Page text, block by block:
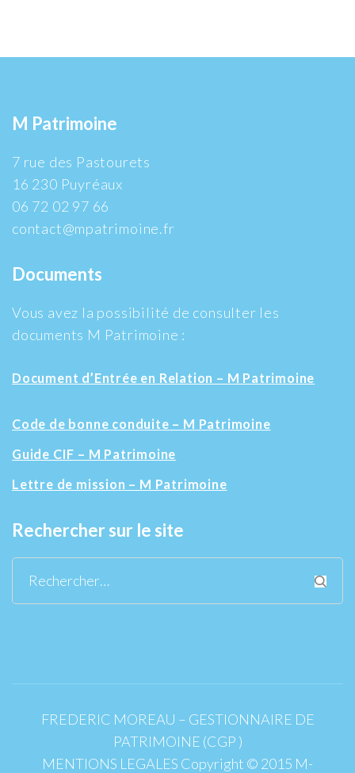
M Patrimoine
7 rue des Pastourets
16 230 Puyréaux
06 72 02 97 66
contact@mpatrimoine.fr
Documents
Vous avez la possibilité de consulter les
documents M Patrimoine :
Document d’Entrée en Relation – M Patrimoine
Code de bonne conduite – M Patrimoine
Guide CIF – M Patrimoine
Lettre de mission – M Patrimoine
Rechercher sur le site
Rechercher :
FREDERIC MOREAU – GESTIONNAIRE DE
PATRIMOINE (CGP )
MENTIONS LEGALES Copyright © 2015 M-